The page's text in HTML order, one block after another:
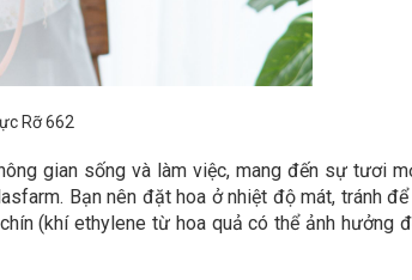
Rỡ 662
gian sống và làm việc, mang đến sự tươi
Bạn nên đặt hoa ở nhiệt độ mát, tránh
(khí ethylene từ hoa quả có thể ảnh hưởng